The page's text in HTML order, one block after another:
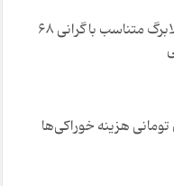
به‌روزرسانی اعتبار کالابرگ متناسب با گرانی 68
میلیون تومانی هزینه خوراکی‌ها